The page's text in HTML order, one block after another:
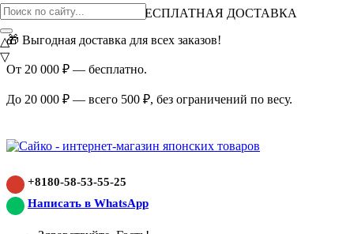
ВНИМАНИЕ АКЦИЯ!
БЕСПЛАТНАЯ ДОСТАВКА
🎁 Выгодная доставка для всех заказов!
От 20 000 ₽ — бесплатно.
До 20 000 ₽ — всего 500 ₽, без ограничений по весу.
+8180-58-53-55-25
Написать в WhatsApp
△
▽